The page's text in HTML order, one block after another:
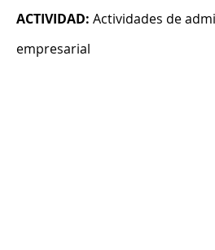
ACTIVIDAD: Actividades de
empresarial